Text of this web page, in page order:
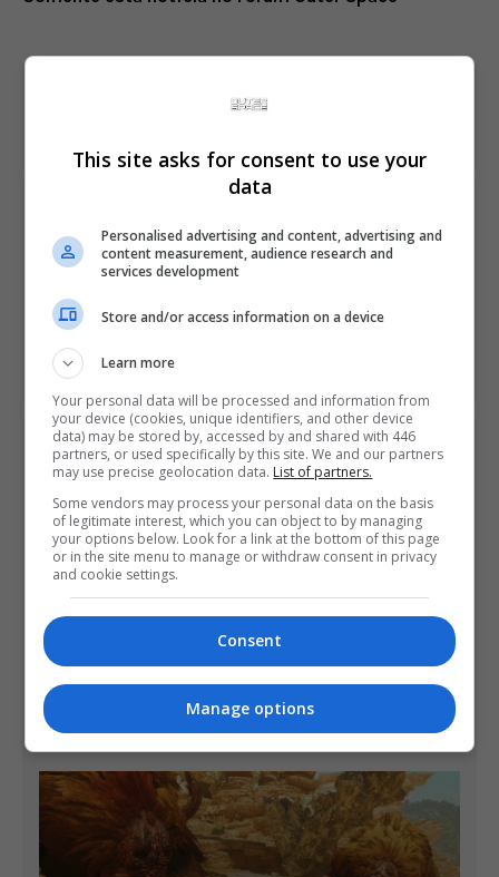
Share This
Ubisoft revela detalhes da próxima grande atualização
de Rainbow Six Siege
NEXT ARTICLE
Produtor diz que desenvolvimento de Dreams, exclusivo
do PS4, foi um pesadelo
ÚLTIMAS NOTÍCIAS
Diablo 4 pode sair no Switch 2 em setembro
This site asks for consent to use your
data
Personalised advertising and content, advertising and
content measurement, audience research and
services development
Store and/or access information on a device
Learn more
Your personal data will be processed and information from
your device (cookies, unique identifiers, and other device
data) may be stored by, accessed by and shared with 446
partners, or used specifically by this site. We and our partners
may use precise geolocation data. List of partners.
Some vendors may process your personal data on the basis
of legitimate interest, which you can object to by managing
your options below. Look for a link at the bottom of this page
or in the site menu to manage or withdraw consent in privacy
and cookie settings.
Consent
Manage options